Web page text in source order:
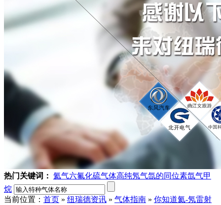
热门关键词： 氦气六氟化硫气体高纯氖气氙的同位素氙气甲
烷
当前位置： 首页 » 纽瑞德资讯 » 气体指南 » 你知道氦-氖雷射